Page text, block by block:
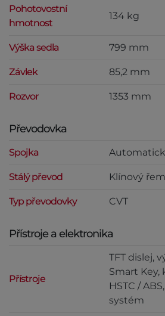
Pohotovostní
hmotnost
134 kg
Výška sedla 799 mm
Závlek 85,2 mm
Rozvor 1353 mm
Převodovka
Spojka
Stálý převod Klínový
Typ převodovky CVT
Přístroje a elektronika
Přístroje
TFT dislej,
Smart Key,
HSTC /
systém